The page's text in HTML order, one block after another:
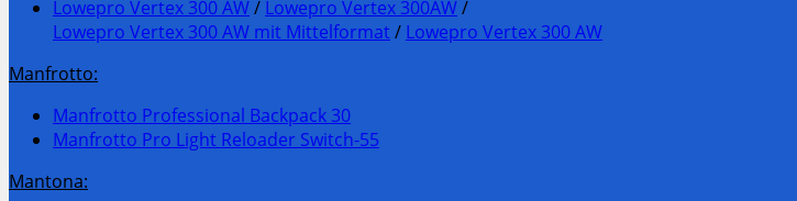
Lowepro Vertex 300 AW/ Lowepro Vertex 300AW/
Lowepro Vertex 300 AW mit Mittelformat / Lowepro Vertex 300 AW
Manfrotto:
Manfrotto Professional Backpack 30
Manfrotto Pro Light Reloader Switch-55
Mantona: